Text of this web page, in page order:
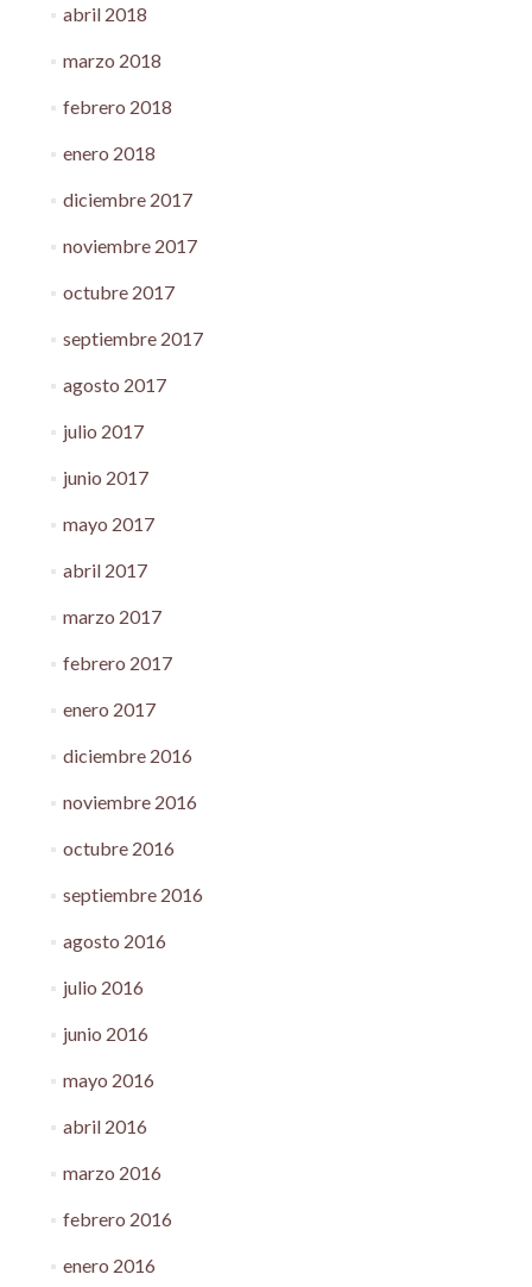
abril 2018
marzo 2018
febrero 2018
enero 2018
diciembre 2017
noviembre 2017
octubre 2017
septiembre 2017
agosto 2017
julio 2017
junio 2017
mayo 2017
abril 2017
marzo 2017
febrero 2017
enero 2017
diciembre 2016
noviembre 2016
octubre 2016
septiembre 2016
agosto 2016
julio 2016
junio 2016
mayo 2016
abril 2016
marzo 2016
febrero 2016
enero 2016